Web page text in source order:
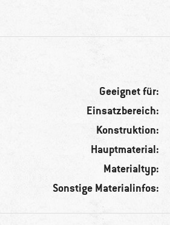
Geeignet für:
Einsatzbereich:
Konstruktion:
Hauptmaterial:
Materialtyp:
Sonstige Materialinfos: